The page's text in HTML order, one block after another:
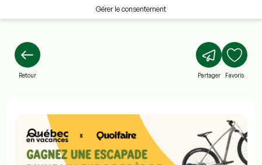
Gérer le consentement
Retour Partager Favoris